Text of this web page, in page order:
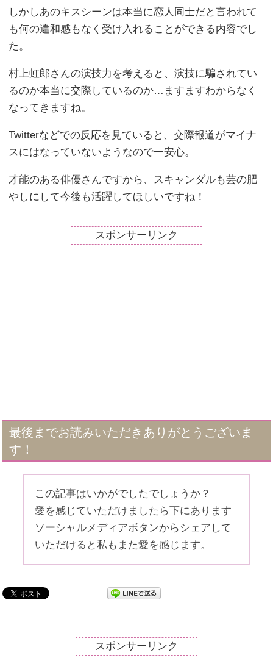
しかしあのキスシーンは本当に恋人同士だと言われて
も何の違和感もなく受け入れることができる内容でし
た。
村上虹郎さんの演技力を考えると、演技に騙されてい
るのか本当に交際しているのか…ますますわからなく
なってきますね。
Twitterなどでの反応を見ていると、交際報道がマイナ
スにはなっていないようなので一安心。
才能のある俳優さんですから、スキャンダルも芸の肥
やしにして今後も活躍してほしいですね！
スポンサーリンク
最後までお読みいただきありがとうございま
す！
この記事はいかがでしたでしょうか？
愛を感じていただけましたら下にあります
ソーシャルメディアボタンからシェアして
いただけると私もまた愛を感じます。
スポンサーリンク